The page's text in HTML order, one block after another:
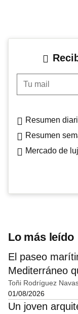
Tu mail
Resumen
Resumen
Mercado de
Lo más leído
El paseo
Mediterráneo
Toñi Rodríguez
01/08/2026
Un joven